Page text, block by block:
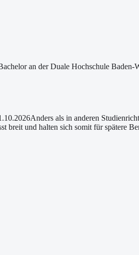
an der Duale Hochschule Baden-
als in anderen
breit und halten sich somit für spätere